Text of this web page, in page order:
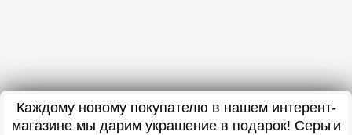
Каждому новому покупателю в нашем интерент-
магазине мы дарим украшение в подарок! Серьги